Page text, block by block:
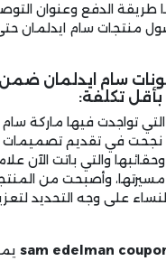
الدفع وعنوان
منتجات سام ايدلمان
سام ايدلمان ضمن
تكلفة:
تواجدت فيها ماركة
نجحت في تقديم تصميمات
والتي باتت الآن
وأصبحت من
على وجه التحديد
sam edelman